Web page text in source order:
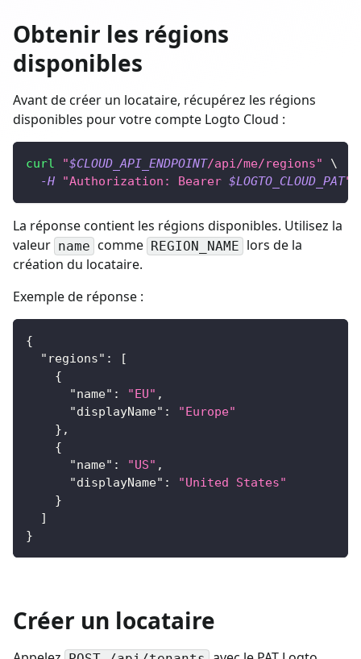
Obtenir les régions
disponibles
Avant de créer un locataire, récupérez les régions
disponibles pour votre compte Logto Cloud :
curl "$CLOUD_API_ENDPOINT/api/me/regions"
\
-H
"Authorization: Bearer $LOGTO_CLOUD_PAT"
La réponse contient les régions disponibles. Utilisez la
valeur name comme REGION_NAME lors de la
création du locataire.
Exemple de réponse :
{
"regions" :
[
{
"name" : "EU" ,
"displayName" :
"Europe"
} ,
{
"name" : "US" ,
"displayName" :
"United States"
}
]
}
Créer un locataire